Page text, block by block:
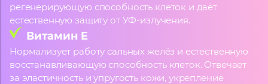
регенерирующую способность клеток и даёт
естественную защиту от УФ-излучения.
Витамин E
Нормализует работу сальных желёз и естественную
восстанавливающую способность клеток. Отвечает
за эластичность и упругость кожи, укрепление